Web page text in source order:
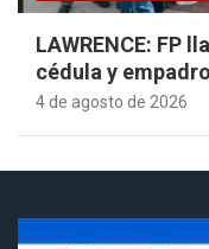
LAWRENCE: FP
cédula y
4 de agosto de 2026